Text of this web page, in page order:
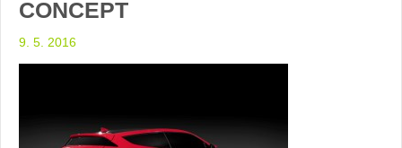
CONCEPT
9. 5. 2016